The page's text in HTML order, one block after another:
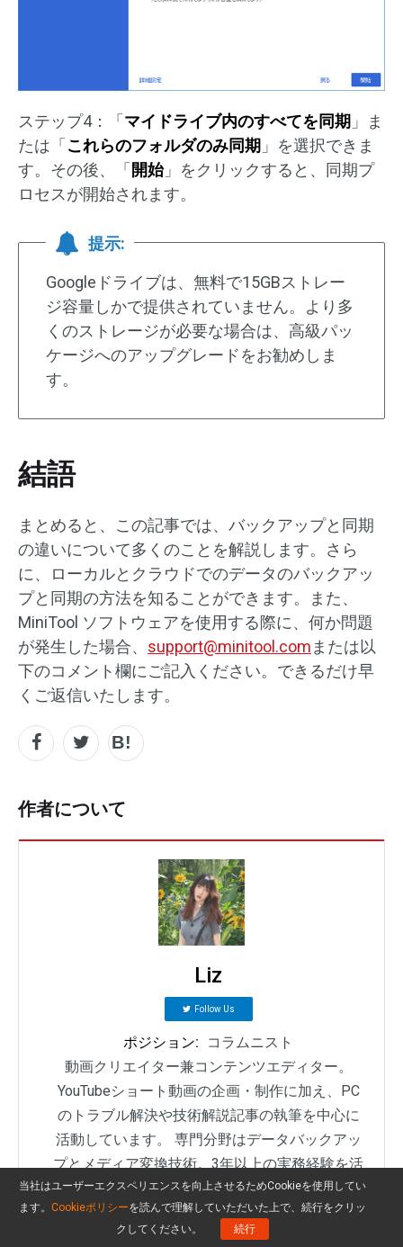
ステップ4：「マイドライブ内のすべてを同期 」ま
たは「これらのフォルダのみ同期 」を選択できま
す。その後、「開始」をクリックすると、同期プ
ロセスが開始されます。
提示:
Googleドライブは、無料で15GBストレー
ジ容量しかで提供されていません。より多
くのストレージが必要な場合は、高級パッ
ケージへのアップグレードをお勧めしま
す。
結語
まとめると、この記事では、バックアップと同期
の違いについて多くのことを解説します。さら
に、ローカルとクラウドでのデータのバックアッ
プと同期の方法を知ることができます。また、
MiniTool ソフトウェアを使用する際に、何か問題
が発生した場合、 support@minitool.com または以
下のコメント欄にご記入ください。できるだけ早
くご返信いたします。
作者について
Liz
Follow Us
ポジション:
コラムニスト
動画クリエイター兼コンテンツエディター。
YouTubeショート動画の企画・制作に加え、PC
のトラブル解決や技術解説記事の執筆を中心に
活動しています。 専門分野はデータバックアッ
プとメディア変換技術。3年以上の実務経験を活
かし、画面録画やデータ保護、システムトラブ
ルの迅速な解決方法を分かりやすく解説してい
ます。 「複雑なプロセスを、誰でも再現できる
当社はユーザーエクスペリエンスを向上させるためCookieを使用してい
ます。 Cookieポリシーを読んで理解していただいた上で、続行をクリッ
クしてください。
続行